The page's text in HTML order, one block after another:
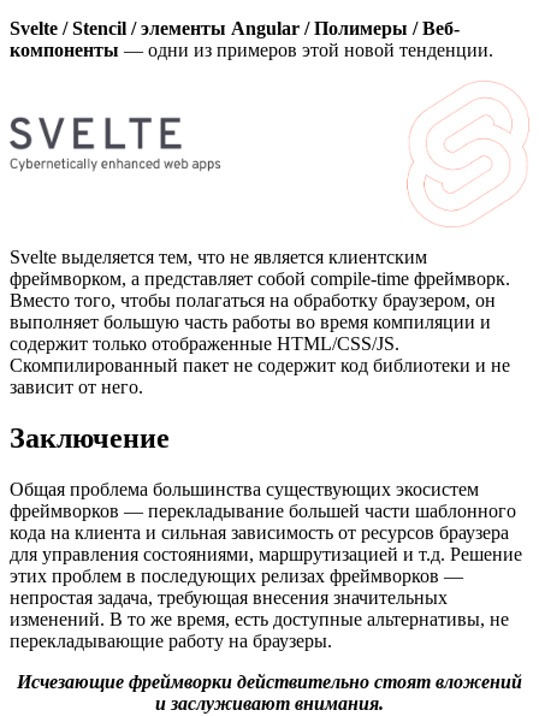
Svelte / Stencil / элементы Angular / Полимеры / Веб-
компоненты — одни из примеров этой новой тенденции.
Svelte выделяется тем, что не является клиентским
фреймворком, а представляет собой compile-time фреймворк.
Вместо того, чтобы полагаться на обработку браузером, он
выполняет большую часть работы во время компиляции и
содержит только отображенные HTML/CSS/JS.
Скомпилированный пакет не содержит код библиотеки и не
зависит от него.
Заключение
Общая проблема большинства существующих экосистем
фреймворков — перекладывание большей части шаблонного
кода на клиента и сильная зависимость от ресурсов браузера
для управления состояниями, маршрутизацией и т.д. Решение
этих проблем в последующих релизах фреймворков —
непростая задача, требующая внесения значительных
изменений. В то же время, есть доступные альтернативы, не
перекладывающие работу на браузеры.
Исчезающие фреймворки действительно стоят вложений
и заслуживают внимания.